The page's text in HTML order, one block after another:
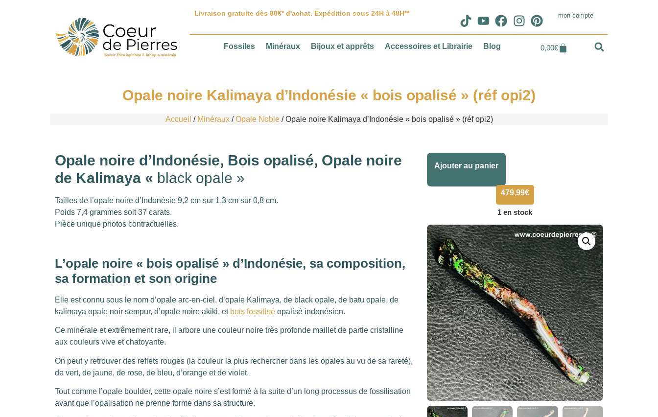
Savoir-faire lapidaire & éthique minérale
Livraison gratuite dès 80€* d'achat. Expédition sous 24H à 48H** mon compte
Fossiles Minéraux Bijoux et apprêts Accessoires et Librairie Blog 0,00€
Opale noire Kalimaya d’Indonésie « bois opalisé » (réf opi2)
Accueil / Minéraux/Opale Noble/ Opale noire Kalimaya d’Indonésie « bois opalisé » (réf opi2)
Opale noire d’Indonésie, Bois opalisé, Opale noire
de Kalimaya « black opale »
Tailles de l’opale noire d’Indonésie 9,2 cm sur 1,3 cm sur 0,8 cm.
Poids 7,4 grammes soit 37 carats.
Pièce unique photos contractuelles.
L’opale noire « bois opalisé » d’Indonésie, sa composition,
sa formation et son origine
Elle est connu sous le nom d’opale arc-en-ciel, d’opale Kalimaya, de black opale, de batu opale, de
kalimaya opale noir sempur, d’opale noire akiki, et bois fossilisé opalisé indonésien.
Ce minérale et extrêmement rare, il arbore une couleur noire très profonde maillet de partie cristalline
aux couleurs vive et chatoyante.
On peut y retrouver des reflets rouges (la couleur la plus rechercher dans les opales au vu de sa rareté),
de vert, de jaune, de rose, de bleu, d’orange et de violet.
Tout comme l’opale boulder, cette opale noire s’est formé à la suite d’un long processus de fossilisation
avant que l’opalisation ne prenne forme dans sa structure.
479,99€
1 en stock
Ajouter au panier
Alternative: